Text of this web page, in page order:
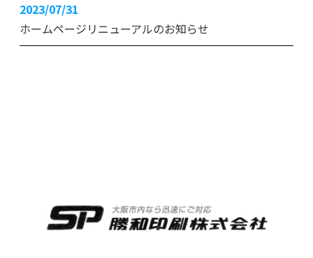
2023/07/31
ホームページリニューアルのお知らせ